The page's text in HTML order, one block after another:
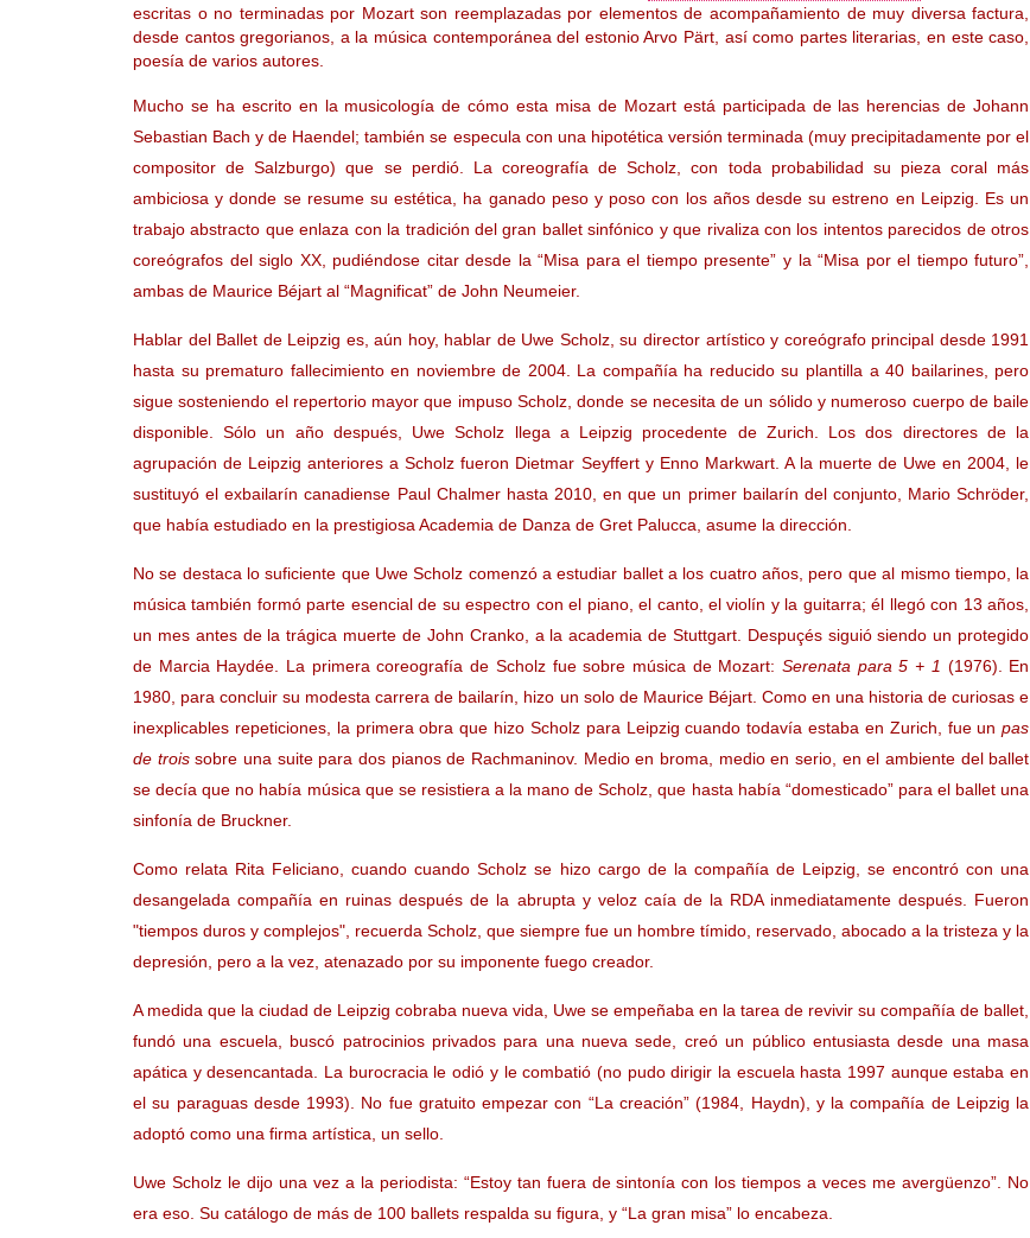
escritas o no terminadas por Mozart son reemplazadas por elementos de acompañamiento de muy diversa factura,
desde cantos gregorianos, a la música contemporánea del estonio Arvo Pärt, así como partes literarias, en este caso,
poesía de varios autores.
Mucho se ha escrito en la musicología de cómo esta misa de Mozart está participada de las herencias de Johann
Sebastian Bach y de Haendel; también se especula con una hipotética versión terminada (muy precipitadamente por el
compositor de Salzburgo) que se perdió. La coreografía de Scholz, con toda probabilidad su pieza coral más
ambiciosa y donde se resume su estética, ha ganado peso y poso con los años desde su estreno en Leipzig. Es un
trabajo abstracto que enlaza con la tradición del gran ballet sinfónico y que rivaliza con los intentos parecidos de otros
coreógrafos del siglo XX, pudiéndose citar desde la “Misa para el tiempo presente” y la “Misa por el tiempo futuro”,
ambas de Maurice Béjart al “Magnificat” de John Neumeier.
Hablar del Ballet de Leipzig es, aún hoy, hablar de Uwe Scholz, su director artístico y coreógrafo principal desde 1991
hasta su prematuro fallecimiento en noviembre de 2004. La compañía ha reducido su plantilla a 40 bailarines, pero
sigue sosteniendo el repertorio mayor que impuso Scholz, donde se necesita de un sólido y numeroso cuerpo de baile
disponible. Sólo un año después, Uwe Scholz llega a Leipzig procedente de Zurich. Los dos directores de la
agrupación de Leipzig anteriores a Scholz fueron Dietmar Seyffert y Enno Markwart. A la muerte de Uwe en 2004, le
sustituyó el exbailarín canadiense Paul Chalmer hasta 2010, en que un primer bailarín del conjunto, Mario Schröder,
que había estudiado en la prestigiosa Academia de Danza de Gret Palucca, asume la dirección.
No se destaca lo suficiente que Uwe Scholz comenzó a estudiar ballet a los cuatro años, pero que al mismo tiempo, la
música también formó parte esencial de su espectro con el piano, el canto, el violín y la guitarra; él llegó con 13 años,
un mes antes de la trágica muerte de John Cranko, a la academia de Stuttgart. Despuçés siguió siendo un protegido
de Marcia Haydée. La primera coreografía de Scholz fue sobre música de Mozart:Serenata para 5 + 1 (1976). En
1980, para concluir su modesta carrera de bailarín, hizo un solo de Maurice Béjart. Como en una historia de curiosas e
inexplicables repeticiones, la primera obra que hizo Scholz para Leipzig cuando todavía estaba en Zurich, fue unpas
de troissobre una suite para dos pianos de Rachmaninov. Medio en broma, medio en serio, en el ambiente del ballet
se decía que no había música que se resistiera a la mano de Scholz, que hasta había “domesticado” para el ballet una
sinfonía de Bruckner.
Como relata Rita Feliciano, cuando cuando Scholz se hizo cargo de la compañía de Leipzig, se encontró con una
desangelada compañía en ruinas después de la abrupta y veloz caía de la RDA inmediatamente después. Fueron
"tiempos duros y complejos", recuerda Scholz, que siempre fue un hombre tímido, reservado, abocado a la tristeza y la
depresión, pero a la vez, atenazado por su imponente fuego creador.
A medida que la ciudad de Leipzig cobraba nueva vida, Uwe se empeñaba en la tarea de revivir su compañía de ballet,
fundó una escuela, buscó patrocinios privados para una nueva sede, creó un público entusiasta desde una masa
apática y desencantada. La burocracia le odió y le combatió (no pudo dirigir la escuela hasta 1997 aunque estaba en
el su paraguas desde 1993). No fue gratuito empezar con “La creación” (1984, Haydn), y la compañía de Leipzig la
adoptó como una firma artística, un sello.
Uwe Scholz le dijo una vez a la periodista: “Estoy tan fuera de sintonía con los tiempos a veces me avergüenzo”. No
era eso. Su catálogo de más de 100 ballets respalda su figura, y “La gran misa” lo encabeza.